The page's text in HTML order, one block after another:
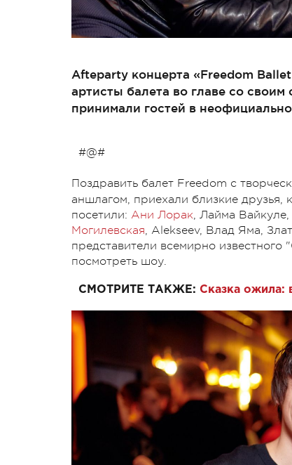
Afteparty концерта «Freedom
артисты балета во главе со
принимали гостей в
#@#
Поздравить балет Freedom c
аншлагом, приехали близкие друзья,
посетили: Ани Лорак, Лайма
Могилевская, Alekseev, Влад Яма,
представители всемирно
посмотреть шоу.
СМОТРИТЕ ТАКЖЕ: Сказка ожила: